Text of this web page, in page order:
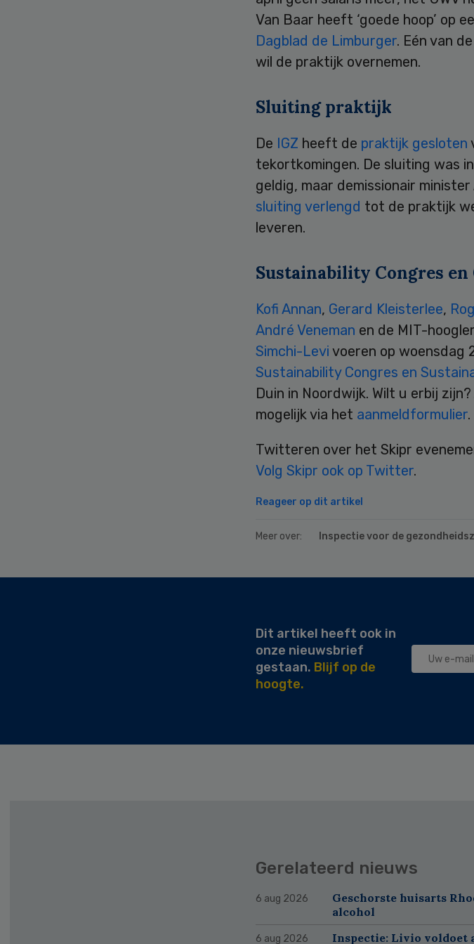
Van Baar heeft ‘goede hoop’ op
Dagblad de Limburger. Eén van
wil de praktijk overnemen.
Sluiting praktijk
De IGZ heeft de praktijk gesloten
tekortkomingen. De sluiting was
geldig, maar demissionair
sluiting verlengd tot de praktijk
leveren.
Sustainability Congres en
Kofi Annan, Gerard Kleisterlee,
André Veneman en de MIT-
Simchi-Levi voeren op woensdag
Sustainability Congres en
Duin in Noordwijk. Wilt u erbij
mogelijk via het aanmeldformulier.
Twitteren over het Skipr
Volg Skipr ook op Twitter.
Reageer op dit artikel
Meer over: Inspectie voor de
Secondary
Dit artikel heeft ook in
onze nieuwsbrief
gestaan. Blijf op de
hoogte.
Gerelateerd nieuws
6 aug 2026
Geschorste huisarts
alcohol
6 aug 2026 Inspectie: Livio voldoet